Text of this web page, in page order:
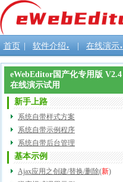
首页 软件介绍 ▼ 在线演示▼
eWebEditor国产化专用版 V2.4
在线演示试用
新手上路
系统自带样式方案
系统自带示例程序
系统自带后台管理
基本示例
Ajax应用之创建/替换/删除(新)